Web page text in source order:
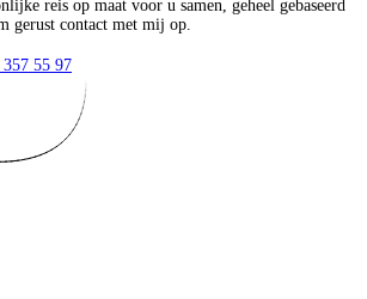
reis op maat voor u samen, geheel gebaseerd
gerust contact met mij op.
357 55 97